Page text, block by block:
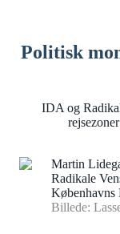
Politisk
IDA og
Martin
Radikale
Københavns
Billede: